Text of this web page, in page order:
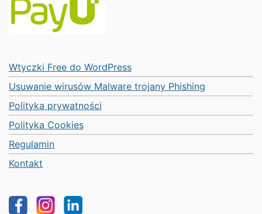
Wtyczki Free do WordPress
Usuwanie wirusów Malware trojany Phishing
Polityka prywatności
Polityka Cookies
Regulamin
Kontakt